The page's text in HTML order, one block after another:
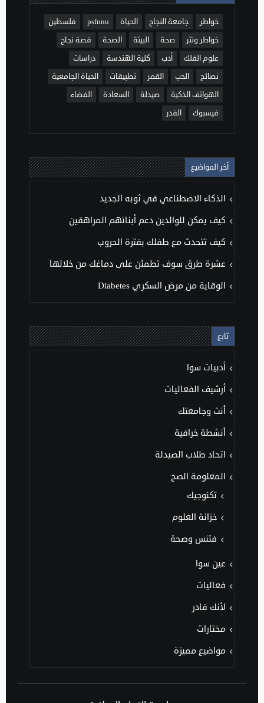
خواطر جامعة النجاح الحياة psfnnu
فلسطين
خواطر ونثر
صحة البيئة الصحة
قصة نجاح
علوم الفلك
أدب كلية الهندسة
دراسات
نصائح
الحب القمر تطبيقات
الحياة الجامعية
الهواتف الذكية
صيدلة السعادة
الفضاء
فيسبوك
القدر
آخر المواضيع
الذكاء الاصطناعي في ثوبه الجديد
كيف يمكن للوالدين دعم أبنائهم المراهقين
كيف تتحدث مع طفلك بفترة الحروب
عشرة طرق سوف تطمئن على دماغك من خلالها
الوقاية من مرض السكري Diabetes
تابع
أدبيات سوا
أرشيف الفعاليات
أنت وجامعتك
أنشطة خرافية
اتحاد طلاب الصيدلة
المعلومة الصح
تكنوجيك
خزانة العلوم
فتنس وصحة
عين سوا
فعاليات
لأنك قادر
مختارات
مواضيع مميزة